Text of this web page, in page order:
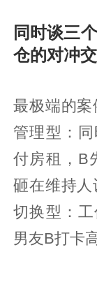
同时谈三
仓的对冲
最极端的案
管理型：
付房租，B
砸在维持
切换型：
男友B打卡